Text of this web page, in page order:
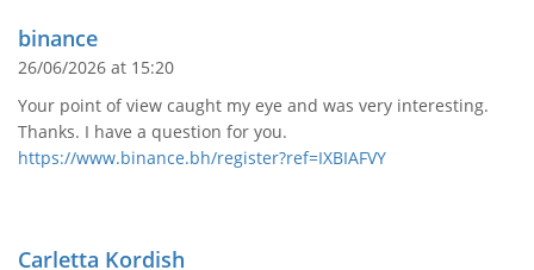
binance
26/06/2026 at 15:20
Your point of view caught my eye and was very interesting.
Thanks. I have a question for you.
https://www.binance.bh/register?ref=IXBIAFVY
Carletta Kordish